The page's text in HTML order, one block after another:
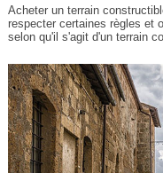
Acheter un terrain
respecter certaines règles et
selon qu'il s'agit d'un terrain